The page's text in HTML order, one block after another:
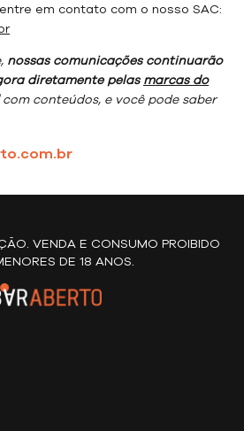
em contato com o nosso SAC:
nossas comunicações continuarão
diretamente pelas marcas do
com conteúdos, e você pode saber
VENDA E CONSUMO PROIBIDO
DE 18 ANOS.